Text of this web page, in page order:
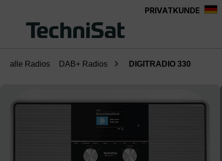
PRIVATKUNDE
alle Radios DAB+ Radios DIGITRADIO 330